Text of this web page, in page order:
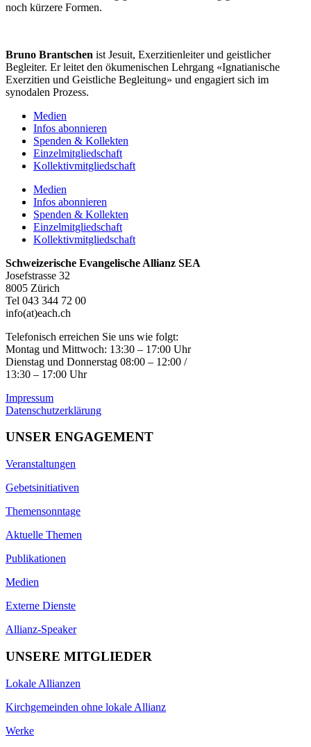
noch kürzere Formen.
Bruno Brantschen ist Jesuit, Exerzitienleiter und geistlicher
Begleiter. Er leitet den ökumenischen Lehrgang «Ignatianische
Exerzitien und Geistliche Begleitung» und engagiert sich im
synodalen Prozess.
Medien
Infos abonnieren
Spenden & Kollekten
Einzelmitgliedschaft
Kollektivmitgliedschaft
Medien
Infos abonnieren
Spenden & Kollekten
Einzelmitgliedschaft
Kollektivmitgliedschaft
Schweizerische Evangelische Allianz SEA
Josefstrasse 32
8005 Zürich
Tel 043 344 72 00
info(at)each.ch
Telefonisch erreichen Sie uns wie folgt:
Montag und Mittwoch: 13:30 – 17:00 Uhr
Dienstag und Donnerstag 08:00 – 12:00 /
13:30 – 17:00 Uhr
Impressum
Datenschutzerklärung
UNSER ENGAGEMENT
Veranstaltungen
Gebetsinitiativen
Themensonntage
Aktuelle Themen
Publikationen
Medien
Externe Dienste
Allianz-Speaker
UNSERE MITGLIEDER
Lokale Allianzen
Kirchgemeinden ohne lokale Allianz
Werke